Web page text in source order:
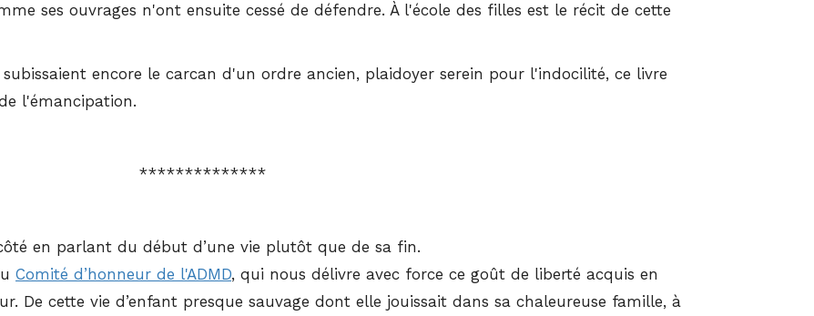
ses ouvrages n'ont ensuite cessé de défendre. À l'école des filles est le récit de cette
encore le carcan d'un ordre ancien, plaidoyer serein pour l'indocilité, ce livre
l'émancipation.
**************
en parlant du début d’une vie plutôt que de sa fin.
Comité d’honneur de l'ADMD, qui nous délivre avec force ce goût de liberté acquis en
De cette vie d’enfant presque sauvage dont elle jouissait dans sa chaleureuse famille, à